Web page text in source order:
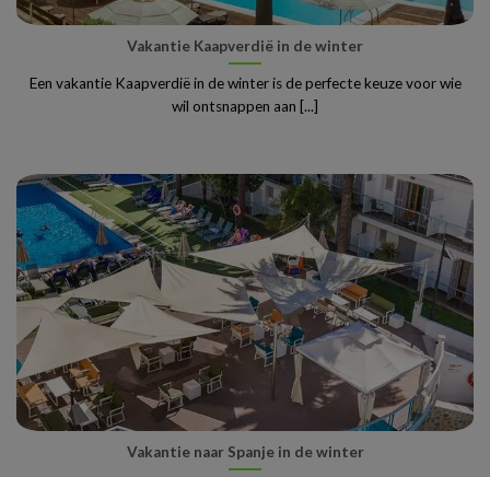
Vakantie Kaapverdië in de winter
Een vakantie Kaapverdië in de winter is de perfecte keuze voor wie
wil ontsnappen aan [...]
Vakantie naar Spanje in de winter